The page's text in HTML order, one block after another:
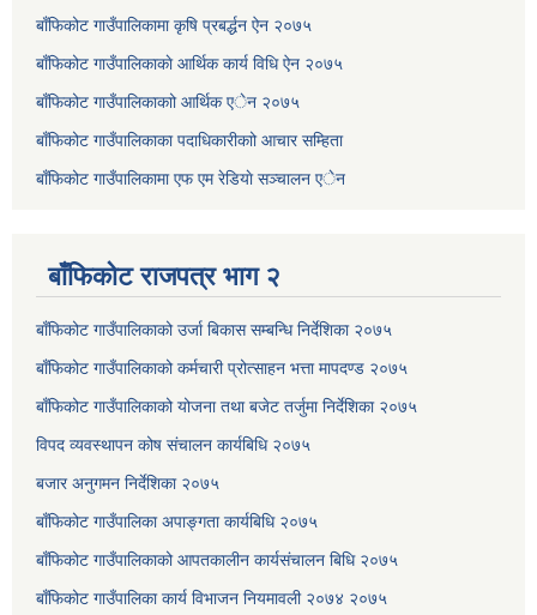
बाँफिकोट गाउँपालिकामा कृषि प्रबर्द्धन ऐन २०७५
बाँफिकोट गाउँपालिकाकाे आर्थिक कार्य विधि ऐन २०७५
बाँफिकोट गाउँपालिकाकाो आर्थिक एेन २०७५
बाँफिकोट गाउँपालिकाका पदाधिकारीकाो आचार सम्हिता
बाँफिकोट गाउँपालिकामा एफ एम रेडियाे सञ्चालन एेन
बाँफिकोट राजपत्र भाग २
बाँफिकोट गाउँपालिकाको उर्जा बिकास सम्बन्धि निर्देशिका २०७५
बाँफिकोट गाउँपालिकाको कर्मचारी प्रोत्साहन भत्ता मापदण्ड २०७५
बाँफिकोट गाउँपालिकाको योजना तथा बजेट तर्जुमा निर्देशिका २०७५
विपद व्यवस्थापन कोष संचालन कार्यबिधि २०७५
बजार अनुगमन निर्देशिका २०७५
बाँफिकोट गाउँपालिका अपाङ्गता कार्यबिधि २०७५
बाँफिकोट गाउँपालिकाको आपतकालीन कार्यसंचालन बिधि २०७५
बाँफिकोट गाउँपालिका कार्य विभाजन नियमावली २०७४ २०७५